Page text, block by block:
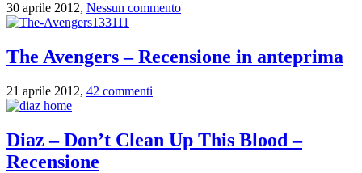
30 aprile 2012, Nessun commento
The Avengers – Recensione in anteprima
21 aprile 2012, 42 commenti
Diaz – Don’t Clean Up This Blood –
Recensione